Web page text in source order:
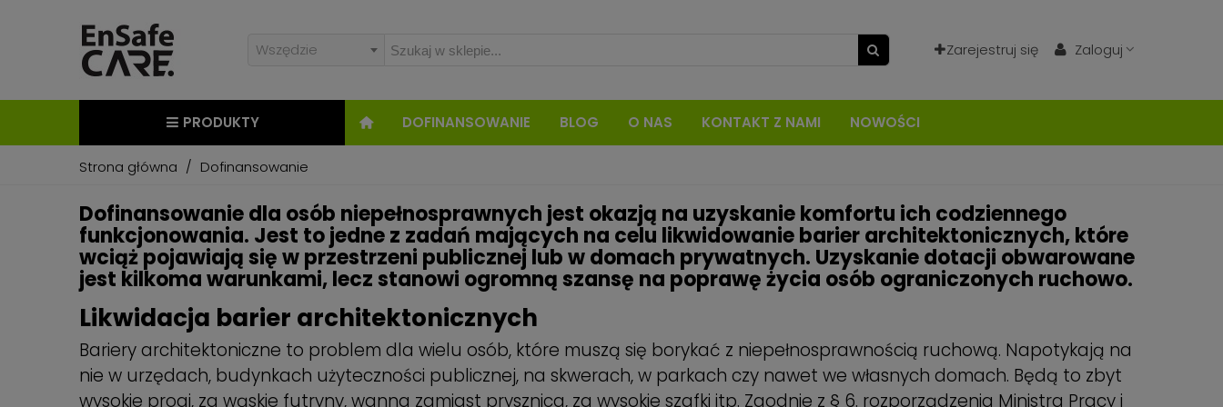
Wszędzie Zarejestruj się Zaloguj
PRODUKTY DOFINANSOWANIE BLOG O NAS KONTAKT Z NAMI NOWOŚCI
Strona główna / Dofinansowanie
Dofinansowanie dla osób niepełnosprawnych jest okazją na uzyskanie komfortu ich codziennego
funkcjonowania. Jest to jedne z zadań mających na celu likwidowanie barier architektonicznych, które
wciąż pojawiają się w przestrzeni publicznej lub w domach prywatnych. Uzyskanie dotacji obwarowane
jest kilkoma warunkami, lecz stanowi ogromną szansę na poprawę życia osób ograniczonych ruchowo.
Likwidacja barier architektonicznych
Bariery architektoniczne to problem dla wielu osób, które muszą się borykać z niepełnosprawnością ruchową. Napotykają na
nie w urzędach, budynkach użyteczności publicznej, na skwerach, w parkach czy nawet we własnych domach. Będą to zbyt
wysokie progi, za wąskie futryny, wanna zamiast prysznica, za wysokie szafki itp. Zgodnie z § 6. rozporządzenia Ministra Pracy i